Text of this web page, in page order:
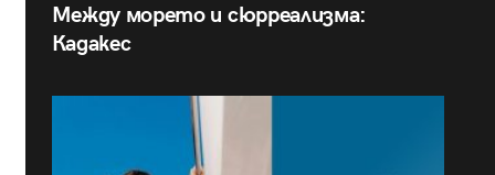
Между морето и сюрреализма:
Кадакес